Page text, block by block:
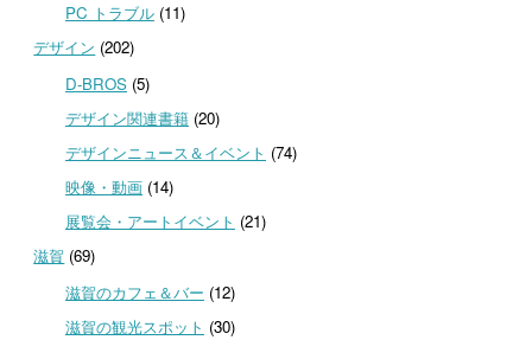
PC トラブル(11)
デザイン (202)
D-BROS(5)
デザイン関連書籍(20)
デザインニュース＆イベント (74)
映像・動画(14)
展覧会・アートイベント (21)
滋賀 (69)
滋賀のカフェ＆バー (12)
滋賀の観光スポット (30)